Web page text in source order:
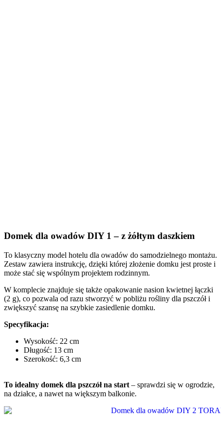
Domek dla owadów DIY 1 – z żółtym daszkiem
To klasyczny model hotelu dla owadów do samodzielnego montażu.
Zestaw zawiera instrukcję, dzięki której złożenie domku jest proste i
może stać się wspólnym projektem rodzinnym.
W komplecie znajduje się także opakowanie nasion kwietnej łączki
(2 g), co pozwala od razu stworzyć w pobliżu rośliny dla pszczół i
zwiększyć szansę na szybkie zasiedlenie domku.
Specyfikacja:
Wysokość: 22 cm
Długość: 13 cm
Szerokość: 6,3 cm
To idealny domek dla pszczół na start – sprawdzi się w ogrodzie,
na działce, a nawet na większym balkonie.